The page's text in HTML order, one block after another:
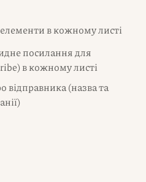
елементи в кожному листі
посилання для
в кожному листі
відправника (назва та